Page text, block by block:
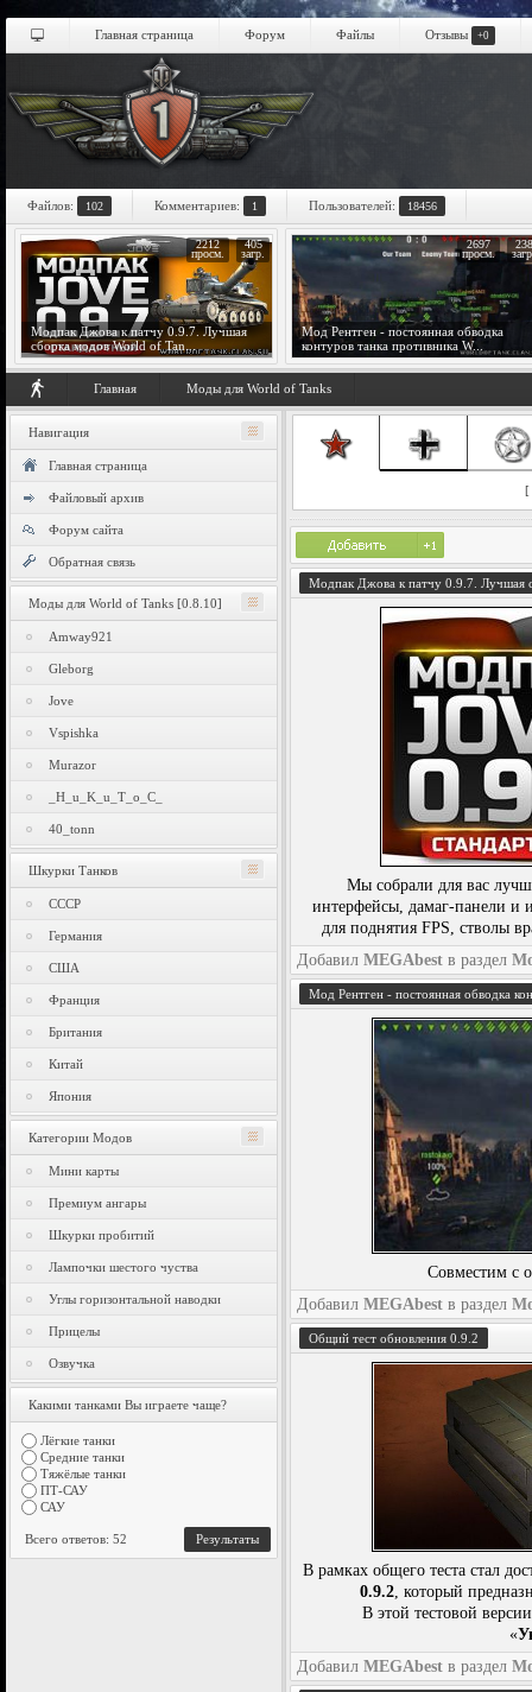
Главная страница Форум Файлы Отзывы +0
Файлов: 102 Комментариев: 1 Пользователей: 18456
2212
просм.
405
загр.
Модпак Джова к патчу 0.9.7. Лучшая
сборка модов World of Tan...
2697
просм.
238
Мод Рентген - постоянная обводка
контуров танка противника W...
Главная Моды для World of Tanks
Навигация
Главная страница
Файловый архив
Форум сайта
Обратная связь
Моды для World of Tanks [0.8.10]
Amway921
Gleborg
Jove
Vspishka
Murazor
_H_u_K_u_T_o_C_
40_tonn
Шкурки Танков
СССР
Германия
США
Франция
Британия
Китай
Япония
Категории Модов
Мини карты
Премиум ангары
Шкурки пробитий
Лампочки шестого чуства
Углы горизонтальной наводки
Прицелы
Озвучка
Какими танками Вы играете чаще?
Лёгкие танки
Средние танки
Тяжёлые танки
ПТ-САУ
САУ
Всего ответов: 52 Результаты
Модпак Джова к патчу 0.9.7. Лучшая
Мы собрали для вас
интерфейсы, дамаг-панели и
для поднятия FPS, стволы
Добавил MEGAbest в раздел
Мод Рентген - постоянная обводка
Совместим с
Добавил MEGAbest в раздел
Общий тест обновления 0.9.2
В рамках общего теста стал
0.9.2 , который
В этой тестовой
«
Добавил MEGAbest в раздел